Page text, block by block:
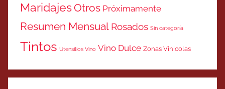
MaridajesOtros Próximamente
Resumen Mensual Rosados Sin categoría
Tintos Utensilios Vino Vino Dulce Zonas Vinicolas